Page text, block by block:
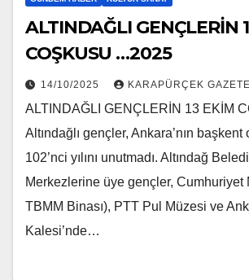
ALTINDAĞLI GENÇLERİN
COŞKUSU …2025
14/10/2025 KARAPÜRÇEK
ALTINDAĞLI GENÇLERİN 13 EKİM
Altındağlı gençler, Ankara’nın başkent
102’nci yılını unutmadı. Altındağ
Merkezlerine üye gençler, Cumhuriyet
TBMM Binası), PTT Pul Müzesi ve
Kalesi’nde…